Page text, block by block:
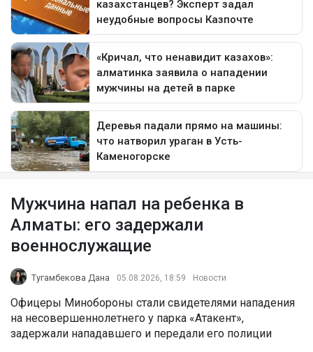
Мужчина напал на ребенка в
Алматы: его задержали
военнослужащие
Тугамбекова Дана 05.08.2026, 18:59 Новости
Офицеры Минобороны стали свидетелями нападения
на несовершеннолетнего у парка «Атакент»,
задержали нападавшего и передали его полиции